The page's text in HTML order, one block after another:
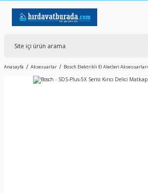
Anasayfa Aksesuarlar Bosch Elektrikli El Aletleri Aksesuarları